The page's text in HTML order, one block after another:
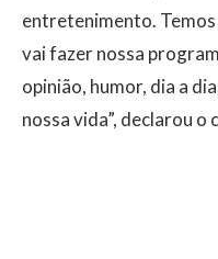
entretenimento. Temos
vai fazer nossa
opinião, humor, dia a
nossa vida”, declarou o